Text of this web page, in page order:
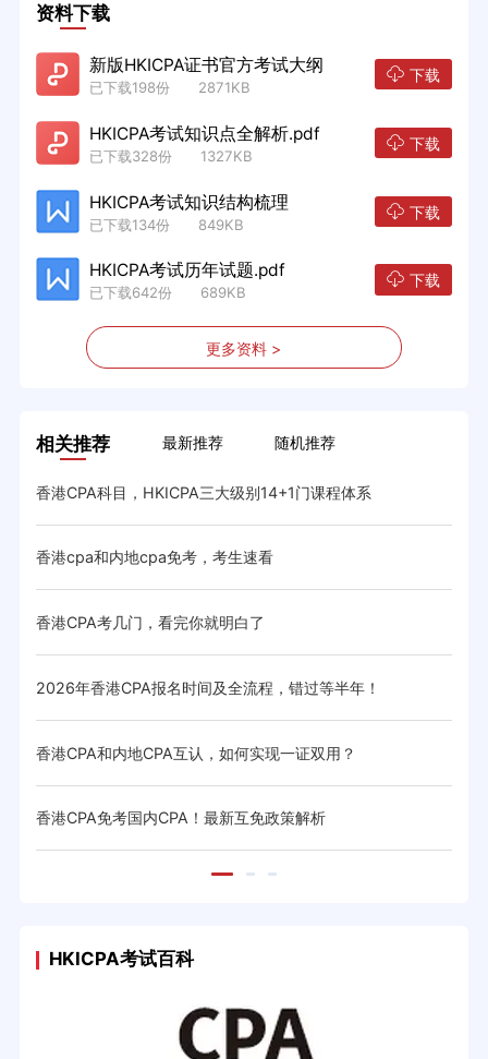
资料下载
新版HKICPA证书官方考试大纲
已下载198份 2871KB
下载
HKICPA考试知识点全解析.pdf
已下载328份 1327KB
下载
HKICPA考试知识结构梳理
已下载134份 849KB
下载
HKICPA考试历年试题.pdf
已下载642份 689KB
下载
更多资料 >
相关推荐 最新推荐 随机推荐
香港CPA科目，HKICPA三大级别14+1门课程体系
香港cpa和内地cpa免考，考生速看
香港CPA考几门，看完你就明白了
2026年香港CPA报名时间及全流程，错过等半年！
香港CPA和内地CPA互认，如何实现一证双用？
香港CPA免考国内CPA！最新互免政策解析
HKICPA考试百科